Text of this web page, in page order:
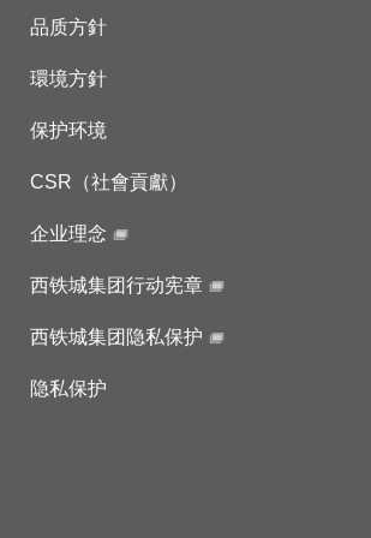
品质方針
環境方針
保护环境
CSR（社會貢獻）
企业理念
西铁城集团行动宪章
西铁城集团隐私保护
隐私保护